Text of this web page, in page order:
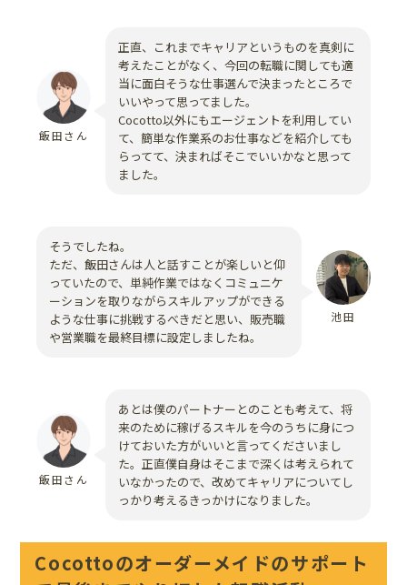
飯田さん
正直、これまでキャリアというものを真剣に
考えたことがなく、今回の転職に関しても適
当に面白そうな仕事選んで決まったところで
いいやって思ってました。
Cocotto以外にもエージェントを利用してい
て、簡単な作業系のお仕事などを紹介しても
らってて、決まればそこでいいかなと思って
ました。
そうでしたね。
ただ、飯田さんは人と話すことが楽しいと仰
っていたので、単純作業ではなくコミュニケ
ーションを取りながらスキルアップができる
ような仕事に挑戦するべきだと思い、販売職
や営業職を最終目標に設定しましたね。
池田
飯田さん
あとは僕のパートナーとのことも考えて、将
来のために稼げるスキルを今のうちに身につ
けておいた方がいいと言ってくださいまし
た。正直僕自身はそこまで深くは考えられて
いなかったので、改めてキャリアについてし
っかり考えるきっかけになりました。
Cocottoのオーダーメイドのサポート